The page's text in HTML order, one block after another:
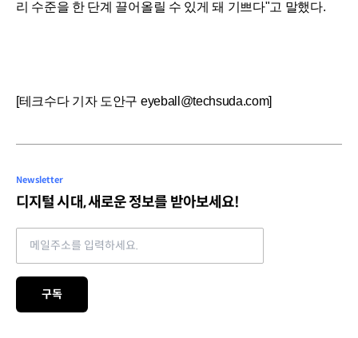
리 수준을 한 단계 끌어올릴 수 있게 돼 기쁘다"고 말했다.
[테크수다 기자 도안구 eyeball@techsuda.com]
Newsletter
디지털 시대, 새로운 정보를 받아보세요!
Email address
구독